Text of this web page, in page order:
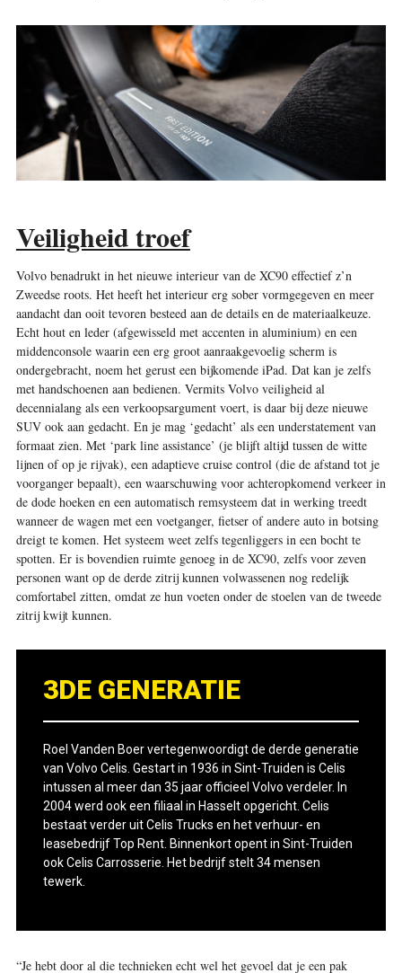
Veiligheid troef
Volvo benadrukt in het nieuwe interieur van de XC90 effectief z’n
Zweedse roots. Het heeft het interieur erg sober vormgegeven en meer
aandacht dan ooit tevoren besteed aan de details en de materiaalkeuze.
Echt hout en leder (afgewisseld met accenten in aluminium) en een
middenconsole waarin een erg groot aanraakgevoelig scherm is
ondergebracht, noem het gerust een bijkomende iPad. Dat kan je zelfs
met handschoenen aan bedienen. Vermits Volvo veiligheid al
decennialang als een verkoopsargument voert, is daar bij deze nieuwe
SUV ook aan gedacht. En je mag ‘gedacht’ als een understatement van
formaat zien. Met ‘park line assistance’ (je blijft altijd tussen de witte
lijnen of op je rijvak), een adaptieve cruise control (die de afstand tot je
voorganger bepaalt), een waarschuwing voor achteropkomend verkeer in
de dode hoeken en een automatisch remsysteem dat in werking treedt
wanneer de wagen met een voetganger, fietser of andere auto in botsing
dreigt te komen. Het systeem weet zelfs tegenliggers in een bocht te
spotten. Er is bovendien ruimte genoeg in de XC90, zelfs voor zeven
personen want op de derde zitrij kunnen volwassenen nog redelijk
comfortabel zitten, omdat ze hun voeten onder de stoelen van de tweede
zitrij kwijt kunnen.
3DE GENERATIE
Roel Vanden Boer vertegenwoordigt de derde generatie
van Volvo Celis. Gestart in 1936 in Sint-Truiden is Celis
intussen al meer dan 35 jaar officieel Volvo verdeler. In
2004 werd ook een filiaal in Hasselt opgericht. Celis
bestaat verder uit Celis Trucks en het verhuur- en
leasebedrijf Top Rent. Binnenkort opent in Sint-Truiden
ook Celis Carrosserie. Het bedrijf stelt 34 mensen
tewerk.
“Je hebt door al die technieken echt wel het gevoel dat je een pak